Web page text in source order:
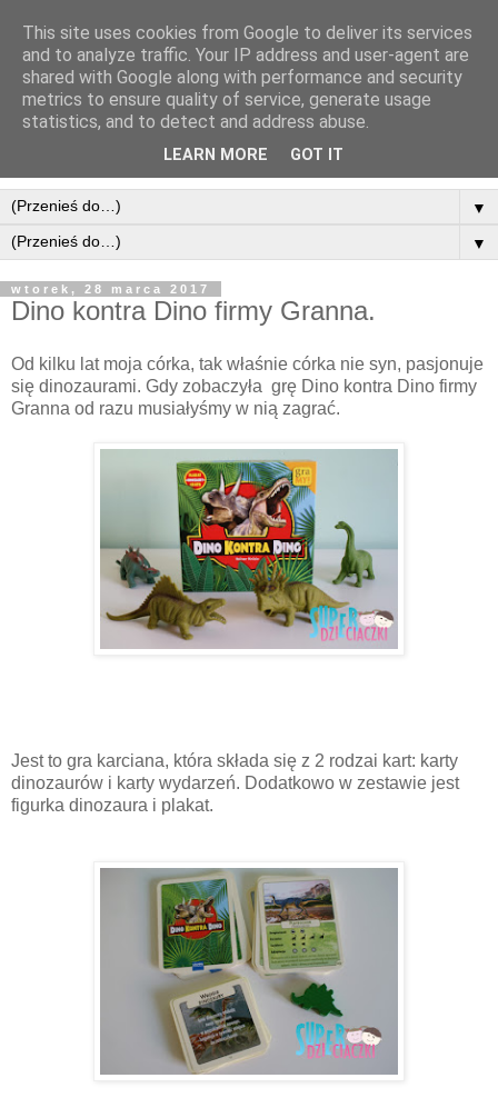
▼
▼
wtorek, 28 marca 2017
Dino kontra Dino firmy Granna.
Od kilku lat moja córka, tak właśnie córka nie syn, pasjonuje
się dinozaurami. Gdy zobaczyła grę Dino kontra Dino firmy
Granna od razu musiałyśmy w nią zagrać.
Jest to gra karciana, która składa się z 2 rodzai kart: karty
dinozaurów i karty wydarzeń. Dodatkowo w zestawie jest
figurka dinozaura i plakat.
This site uses cookies from Google to deliver its services
and to analyze traffic. Your IP address and user-agent are
shared with Google along with performance and security
metrics to ensure quality of service, generate usage
statistics, and to detect and address abuse.
LEARN MORE GOT IT